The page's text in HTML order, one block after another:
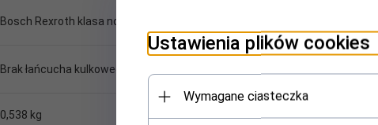
Bosch Rexroth klasa normalna
Brak łańcucha kulkowego
0,538 kg
Ustawienia plików cookies
Wymagane ciasteczka